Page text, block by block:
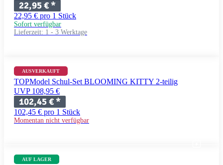
22,95 €*
22,95 € pro 1 Stück
Sofort verfügbar
Lieferzeit: 1 - 3 Werktage
AUSVERKAUFT
TOPModel Schul-Set BLOOMING KITTY 2-teilig
UVP 108,95 €
102,45 €*
102,45 € pro 1 Stück
Momentan nicht verfügbar
AUF LAGER